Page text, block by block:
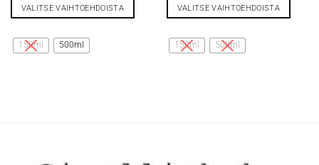
VALITSE VAIHTOEHDOISTA
tuotteella
on
150ml 500ml
VALITSE VAIHTOEHDOISTA
tuotteella
on
150ml 500ml